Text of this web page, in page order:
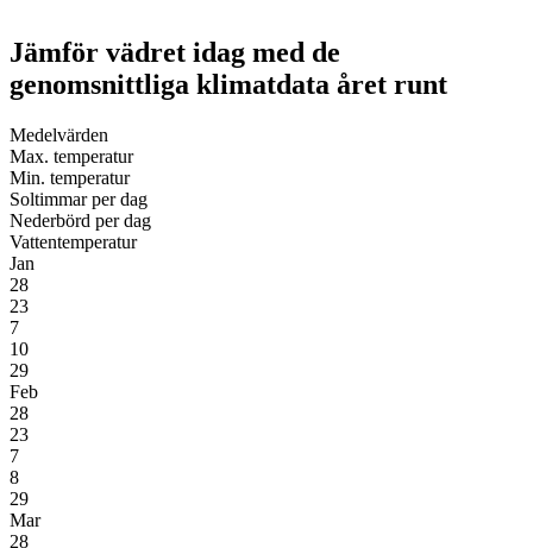
Jämför vädret idag med de
genomsnittliga klimatdata året runt
Medel­vär­den
Max. tempe­ratur
Min. tempe­ratur
Sol­tim­mar per dag
Neder­börd per dag
Vatten­tempe­ratur
Jan
28
23
7
10
29
Feb
28
23
7
8
29
Mar
28